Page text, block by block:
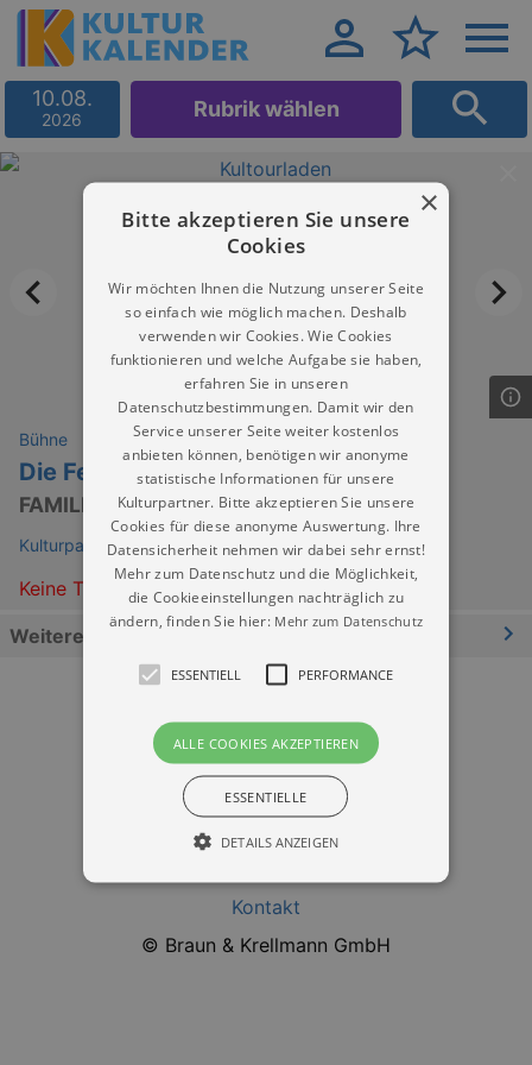
10.08.
2026 Rubrik wählen
Bühne
Die Feisten
FAMILIENFEST!
Kulturpalast Dresden
Keine Termine
Weitere Informationen
Datenschutz
Kontakt
© Braun & Krellmann GmbH
×
Bitte akzeptieren Sie unsere
Cookies
Wir möchten Ihnen die Nutzung unserer Seite
so einfach wie möglich machen. Deshalb
verwenden wir Cookies. Wie Cookies
funktionieren und welche Aufgabe sie haben,
erfahren Sie in unseren
Datenschutzbestimmungen. Damit wir den
Service unserer Seite weiter kostenlos
anbieten können, benötigen wir anonyme
statistische Informationen für unsere
Kulturpartner. Bitte akzeptieren Sie unsere
Cookies für diese anonyme Auswertung. Ihre
Datensicherheit nehmen wir dabei sehr ernst!
Mehr zum Datenschutz und die Möglichkeit,
die Cookieeinstellungen nachträglich zu
ändern, finden Sie hier: Mehr zum Datenschutz
ESSENTIELL PERFORMANCE
ALLE COOKIES AKZEPTIEREN
ESSENTIELLE
DETAILS ANZEIGEN